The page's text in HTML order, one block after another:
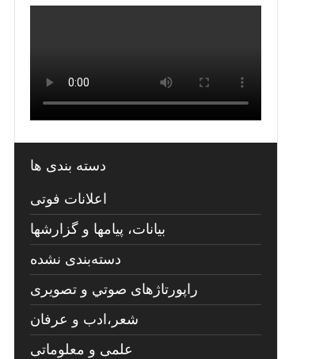
دسته بندی ها
اعلانات فوتی
بیانات، پیامها و گزارشها
دسته‌بندی نشده
راپورتاژهای صوتي و تصويری
شعر،ادب و عرفان
علمی و معلوماتی